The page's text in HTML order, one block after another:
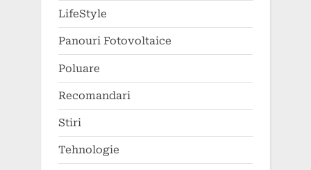
LifeStyle
Panouri Fotovoltaice
Poluare
Recomandari
Stiri
Tehnologie